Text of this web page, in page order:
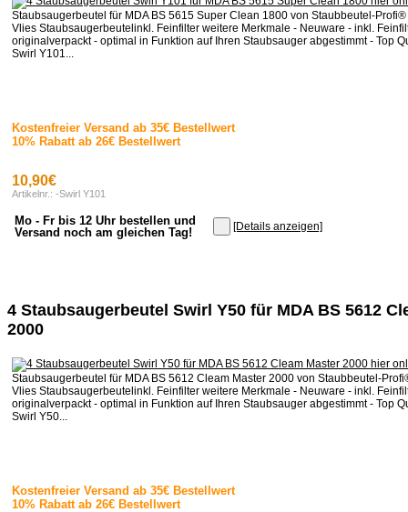
Staubsaugerbeutel für MDA BS 5615 Super Clean 1800 von Staubbeutel-
Vlies Staubsaugerbeutelinkl. Feinfilter weitere Merkmale - Neuware - inkl.
originalverpackt - optimal in Funktion auf Ihren Staubsauger abgestimmt - Top
Swirl Y101...
Kostenfreier Versand ab 35€ Bestellwert
10% Rabatt ab 26€ Bestellwert
10,90€
Artikelnr.: -Swirl Y101
Mo - Fr bis 12 Uhr bestellen und
Versand noch am gleichen Tag!
[Details anzeigen]
4 Staubsaugerbeutel Swirl Y50 für MDA BS 5612
2000
Staubsaugerbeutel für MDA BS 5612 Cleam Master 2000 von Staubbeutel-
Vlies Staubsaugerbeutelinkl. Feinfilter weitere Merkmale - Neuware - inkl.
originalverpackt - optimal in Funktion auf Ihren Staubsauger abgestimmt - Top
Swirl Y50...
Kostenfreier Versand ab 35€ Bestellwert
10% Rabatt ab 26€ Bestellwert